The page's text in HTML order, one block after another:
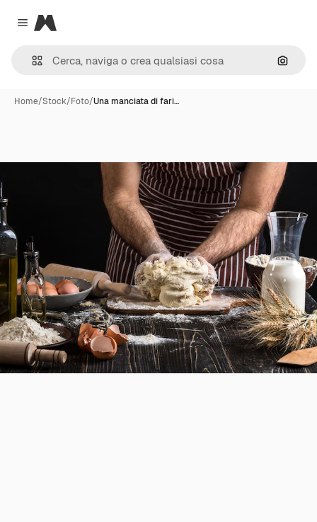
Close menu
Magnific
Cerca
Home/Stock/Foto/Una manciata di fari…